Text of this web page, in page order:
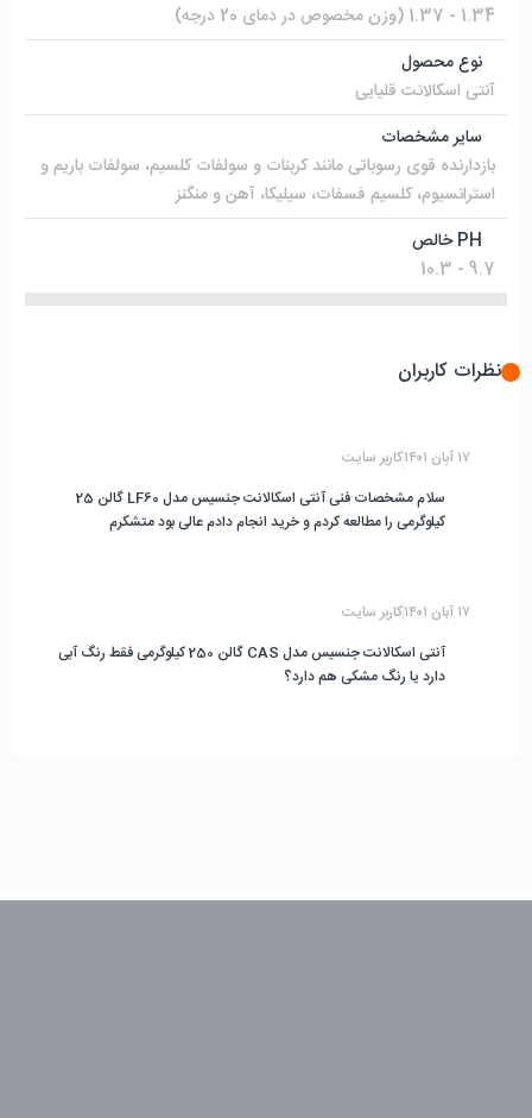
1.34 - 1.37 (وزن مخصوص در دمای 20 درجه)
نوع محصول
آنتی اسکالانت قلیایی
سایر مشخصات
بازدارنده قوی رسوباتی مانند کربنات و سولفات کلسیم، سولفات باریم و
استرانسیوم، کلسیم فسفات، سیلیکا، آهن و منگنز
PH خالص
9.7 - 10.3
نظرات کاربران
۱۷ آبان ۱۴۰۱
کاربر سایت
سلام مشخصات فنی آنتی اسکالانت جنسیس مدل LF60 گالن 25
کیلوگرمی را مطالعه کردم و خرید انجام دادم عالی بود متشکرم
۱۷ آبان ۱۴۰۱
کاربر سایت
آنتی اسکالانت جنسیس مدل CAS گالن 250 کیلوگرمی فقط رنگ آبی
دارد یا رنگ مشکی هم دارد؟